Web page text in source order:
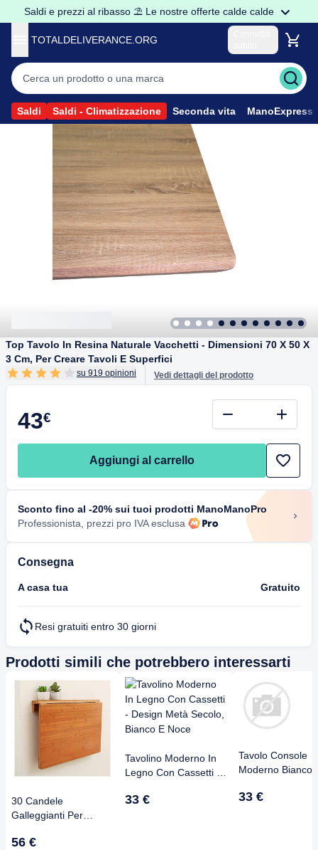
Saldi e prezzi al ribasso ⛱️ Le nostre offerte calde calde
TOTALDELIVERANCE.ORG
Accedere al mio account
Sono un Professionista
Accedere ai prezzi Pro
Saldi Saldi - Climatizzazione Seconda vita ManoExpress
Top Tavolo In Resina Naturale Vacchetti - Dimensioni 70 X 50 X
3 Cm, Per Creare Tavoli E Superfici
su 919 opinioni Vedi dettagli del prodotto
43€
Aggiungi al carrello
Sconto fino al -20% sui tuoi prodotti ManoManoPro
Professionista, prezzi pro IVA esclusa
Consegna
A casa tua Gratuito
Resi gratuiti entro 30 giorni
Prodotti simili che potrebbero interessarti
30 Candele
Galleggianti Per
Matrimoni - 3 Colori -
56 €
Tavolino Moderno In
Legno Con Cassetti -
Bianco E Noce
33 €
Tavolo Console
Moderno Bianco
Gambe Oro -
33 €